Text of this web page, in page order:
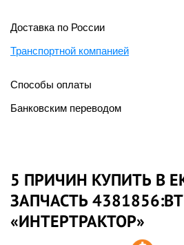
Доставка по России
Транспортной компанией
Способы оплаты
Банковским переводом
5 ПРИЧИН КУПИТЬ В
ЗАПЧАСТЬ
«ИНТЕРТРАКТОР»